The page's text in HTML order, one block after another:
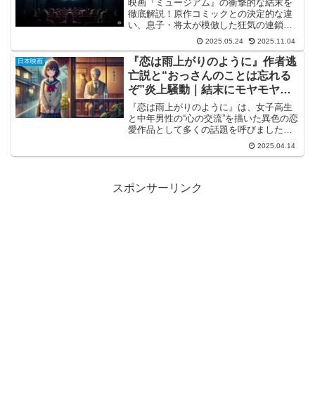
映画『ミュージアム』の衝撃的な結末を
徹底解説！原作コミックとの決定的な違
い、息子・将太が模倣した狂気の連鎖、
心因性光過敏症の真の意味まで、「映画
ミュージアム 最後 考察」の核心に迫りま
す。なぜ監督はこの最悪のラストを選ん
だのか、そして続編の可能性は？あなた
の疑問に答える詳細な「映画ミュージア
ム 最後 考察」記事です。
2025.05.24 2025.11.04
日本映画
『恋は雨上がりのように』作者逃
亡説と“おっさんのことは忘れる
ぞ”炎上騒動｜結末にモヤモヤ？
気持ち悪いとの声も
『恋は雨上がりのように』は、女子高生
と中年男性の“心の交流”を描いた異色の恋
愛作品として多くの話題を呼びました。
しかしその一方で、「気持ち悪い」「結
末にモヤモヤが残る」「おっさんのこと
2025.04.14
スポンサーリンク